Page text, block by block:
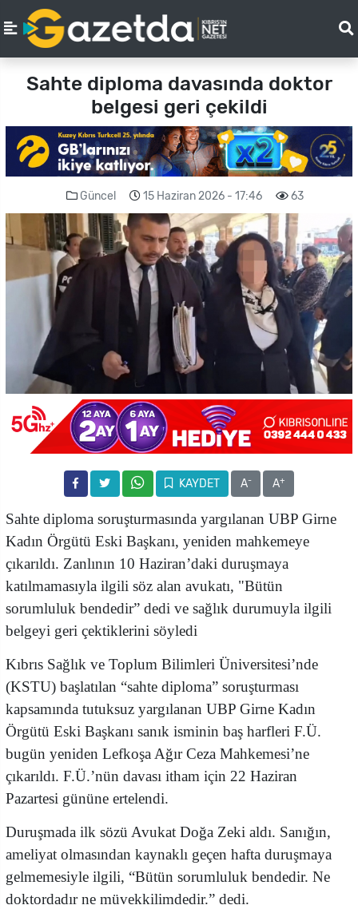
Sahte diploma davasında doktor
belgesi geri çekildi
Güncel 15 Haziran 2026 - 17:46 63
KAYDET A- A+
Sahte diploma soruşturmasında yargılanan UBP Girne
Kadın Örgütü Eski Başkanı, yeniden mahkemeye
çıkarıldı. Zanlının 10 Haziran’daki duruşmaya
katılmamasıyla ilgili söz alan avukatı, "Bütün
sorumluluk bendedir” dedi ve sağlık durumuyla ilgili
belgeyi geri çektiklerini söyledi
Kıbrıs Sağlık ve Toplum Bilimleri Üniversitesi’nde
(KSTU) başlatılan “sahte diploma” soruşturması
kapsamında tutuksuz yargılanan UBP Girne Kadın
Örgütü Eski Başkanı sanık isminin baş harfleri F.Ü.
bugün yeniden Lefkoşa Ağır Ceza Mahkemesi’ne
çıkarıldı. F.Ü.’nün davası itham için 22 Haziran
Pazartesi gününe ertelendi.
Duruşmada ilk sözü Avukat Doğa Zeki aldı. Sanığın,
ameliyat olmasından kaynaklı geçen hafta duruşmaya
gelmemesiyle ilgili, “Bütün sorumluluk bendedir. Ne
doktordadır ne müvekkilimdedir.” dedi.